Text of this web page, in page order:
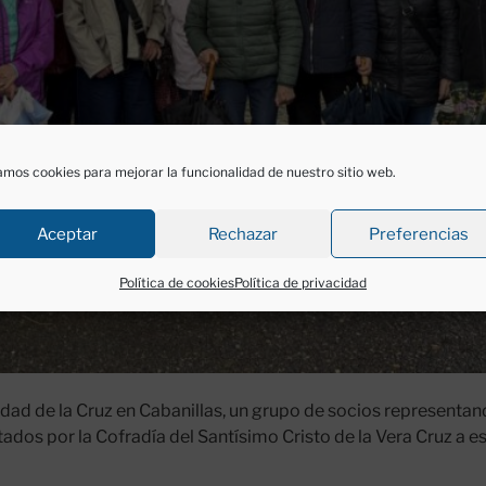
cookies para mejorar la funcionalidad de nuestro sitio web.
Aceptar Rechazar Preferencias
Política de cookiesPolítica de privacidad
de la Cruz en Cabanillas, un grupo de socios
por la Cofradía del Santísimo Cristo de la Vera Cruz a